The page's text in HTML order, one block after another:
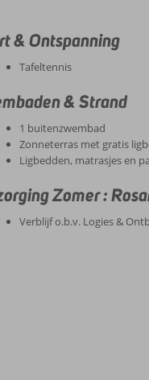
& Ontspanning
Tafeltennis
& Strand
1 buitenzwembad
Zonneterras met gratis
Ligbedden, matrasjes en
Zomer :
Verblijf o.b.v. Logies &